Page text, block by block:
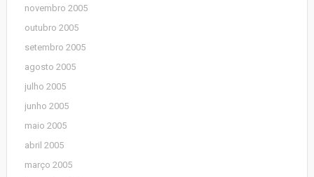
novembro 2005
outubro 2005
setembro 2005
agosto 2005
julho 2005
junho 2005
maio 2005
abril 2005
março 2005